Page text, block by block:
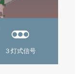
３灯式信号